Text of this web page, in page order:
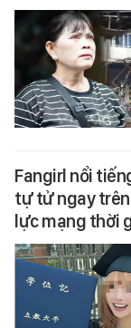
Fangirl nổi
tự tử ngay
lực mạng thời